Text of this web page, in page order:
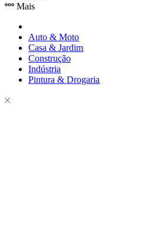
Mais
Auto & Moto
Casa & Jardim
Construção
Indústria
Pintura & Drogaria